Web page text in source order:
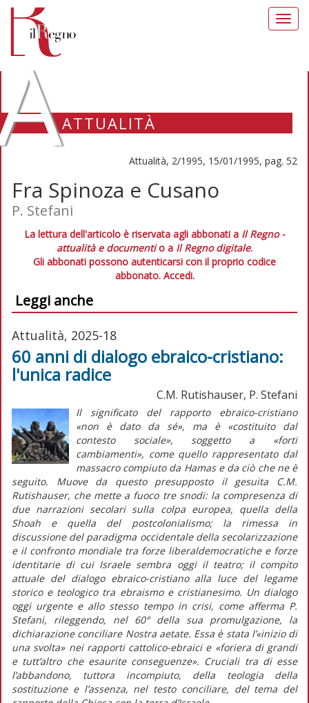
ATTUALITÀ
Attualità, 2/1995, 15/01/1995, pag. 52
Fra Spinoza e Cusano
P. Stefani
La lettura dell'articolo è riservata agli abbonati a Il Regno -
attualità e documentio a Il Regno digitale.
Gli abbonati possono autenticarsi con il proprio codice
abbonato. Accedi.
Leggi anche
Attualità, 2025-18
60 anni di dialogo ebraico-cristiano:
l'unica radice
C.M. Rutishauser, P. Stefani
Il significato del rapporto ebraico-cristiano
«non è dato da sé», ma è «costituito dal
contesto sociale», soggetto a «forti
cambiamenti», come quello rappresentato dal
massacro compiuto da Hamas e da ciò che ne è
seguito. Muove da questo presupposto il gesuita C.M.
Rutishauser, che mette a fuoco tre snodi: la compresenza di
due narrazioni secolari sulla colpa europea, quella della
Shoah e quella del postcolonialismo; la rimessa in
discussione del paradigma occidentale della secolarizzazione
e il confronto mondiale tra forze liberaldemocratiche e forze
identitarie di cui Israele sembra oggi il teatro; il compito
attuale del dialogo ebraico-cristiano alla luce del legame
storico e teologico tra ebraismo e cristianesimo. Un dialogo
oggi urgente e allo stesso tempo in crisi, come afferma P.
Stefani, rileggendo, nel 60° della sua promulgazione, la
dichiarazione conciliare Nostra aetate. Essa è stata l’«inizio di
una svolta» nei rapporti cattolico-ebraici e «foriera di grandi
e tutt’altro che esaurite conseguenze». Cruciali tra di esse
l’abbandono, tuttora incompiuto, della teologia della
sostituzione e l’assenza, nel testo conciliare, del tema del